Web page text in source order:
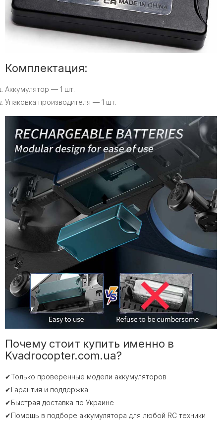
Комплектация:
Аккумулятор — 1 шт.
Упаковка производителя — 1 шт.
Почему стоит купить именно в
Kvadrocopter.com.ua?
✔Только проверенные модели аккумуляторов
✔Гарантия и поддержка
✔Быстрая доставка по Украине
✔Помощь в подборе аккумулятора для любой RC техники